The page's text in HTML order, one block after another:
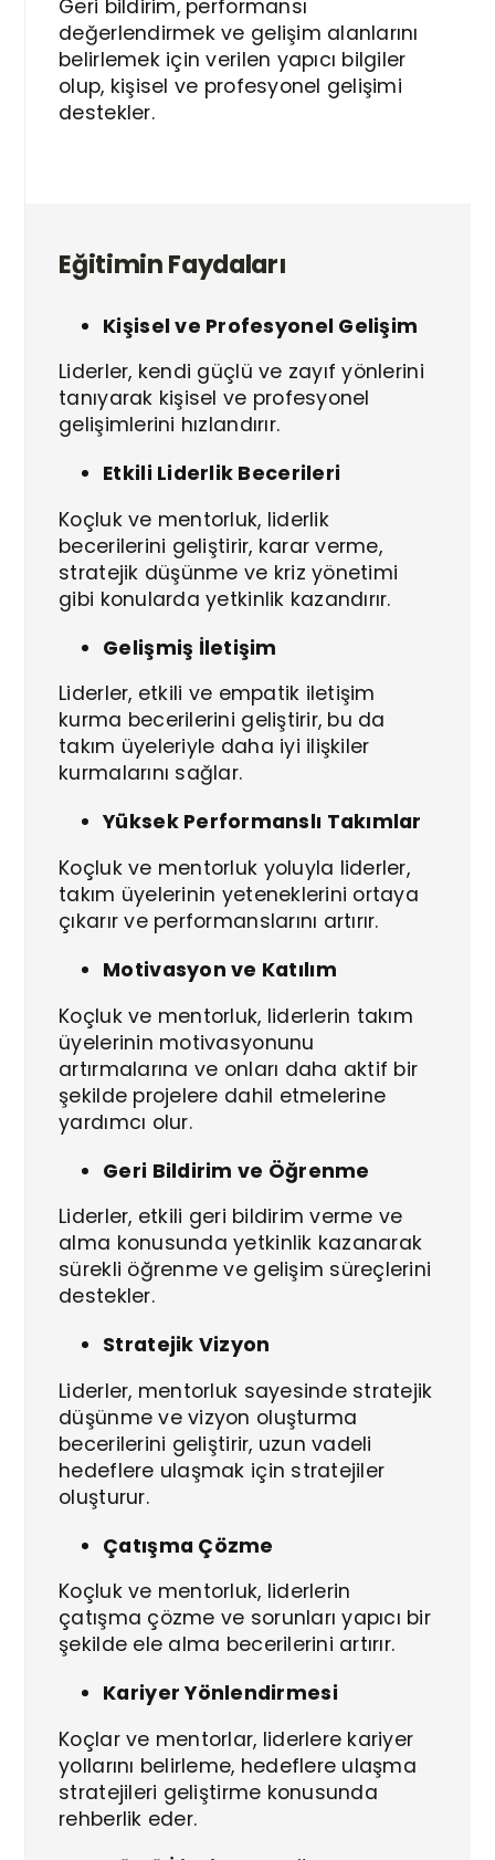
Geri bildirim, performansı
değerlendirmek ve gelişim alanlarını
belirlemek için verilen yapıcı bilgiler
olup, kişisel ve profesyonel gelişimi
destekler.
Eğitimin Faydaları
Kişisel ve Profesyonel Gelişim
Liderler, kendi güçlü ve zayıf yönlerini
tanıyarak kişisel ve profesyonel
gelişimlerini hızlandırır.
Etkili Liderlik Becerileri
Koçluk ve mentorluk, liderlik
becerilerini geliştirir, karar verme,
stratejik düşünme ve kriz yönetimi
gibi konularda yetkinlik kazandırır.
Gelişmiş İletişim
Liderler, etkili ve empatik iletişim
kurma becerilerini geliştirir, bu da
takım üyeleriyle daha iyi ilişkiler
kurmalarını sağlar.
Yüksek Performanslı Takımlar
Koçluk ve mentorluk yoluyla liderler,
takım üyelerinin yeteneklerini ortaya
çıkarır ve performanslarını artırır.
Motivasyon ve Katılım
Koçluk ve mentorluk, liderlerin takım
üyelerinin motivasyonunu
artırmalarına ve onları daha aktif bir
şekilde projelere dahil etmelerine
yardımcı olur.
Geri Bildirim ve Öğrenme
Liderler, etkili geri bildirim verme ve
alma konusunda yetkinlik kazanarak
sürekli öğrenme ve gelişim süreçlerini
destekler.
Stratejik Vizyon
Liderler, mentorluk sayesinde stratejik
düşünme ve vizyon oluşturma
becerilerini geliştirir, uzun vadeli
hedeflere ulaşmak için stratejiler
oluşturur.
Çatışma Çözme
Koçluk ve mentorluk, liderlerin
çatışma çözme ve sorunları yapıcı bir
şekilde ele alma becerilerini artırır.
Kariyer Yönlendirmesi
Koçlar ve mentorlar, liderlere kariyer
yollarını belirleme, hedeflere ulaşma
stratejileri geliştirme konusunda
rehberlik eder.